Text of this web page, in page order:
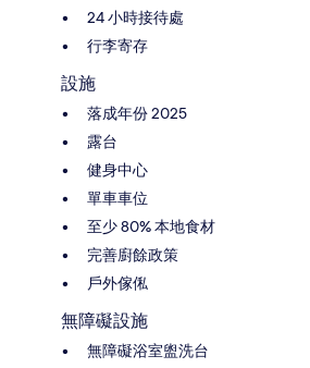
24 小時接待處
行李寄存
設施
落成年份 2025
露台
健身中心
單車車位
至少 80% 本地食材
完善廚餘政策
戶外傢俬
無障礙設施
無障礙浴室盥洗台